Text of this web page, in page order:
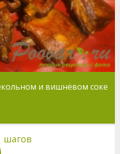
и вишнёвом соке
шагов